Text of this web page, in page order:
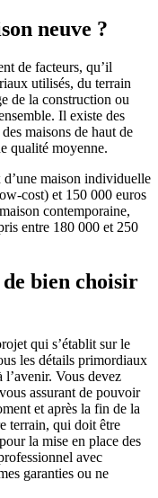
neuve ?
de facteurs, qu’il
utilisés, du terrain
de la construction ou
Il existe des
maisons de haut de
qualité moyenne.
maison individuelle
cost) et 150 000 euros
contemporaine,
entre 180 000 et 250
bien choisir
qui s’établit sur le
les détails primordiaux
Vous devez
assurant de pouvoir
et après la fin de la
terrain, qui doit être
la mise en place des
avec
garanties ou ne